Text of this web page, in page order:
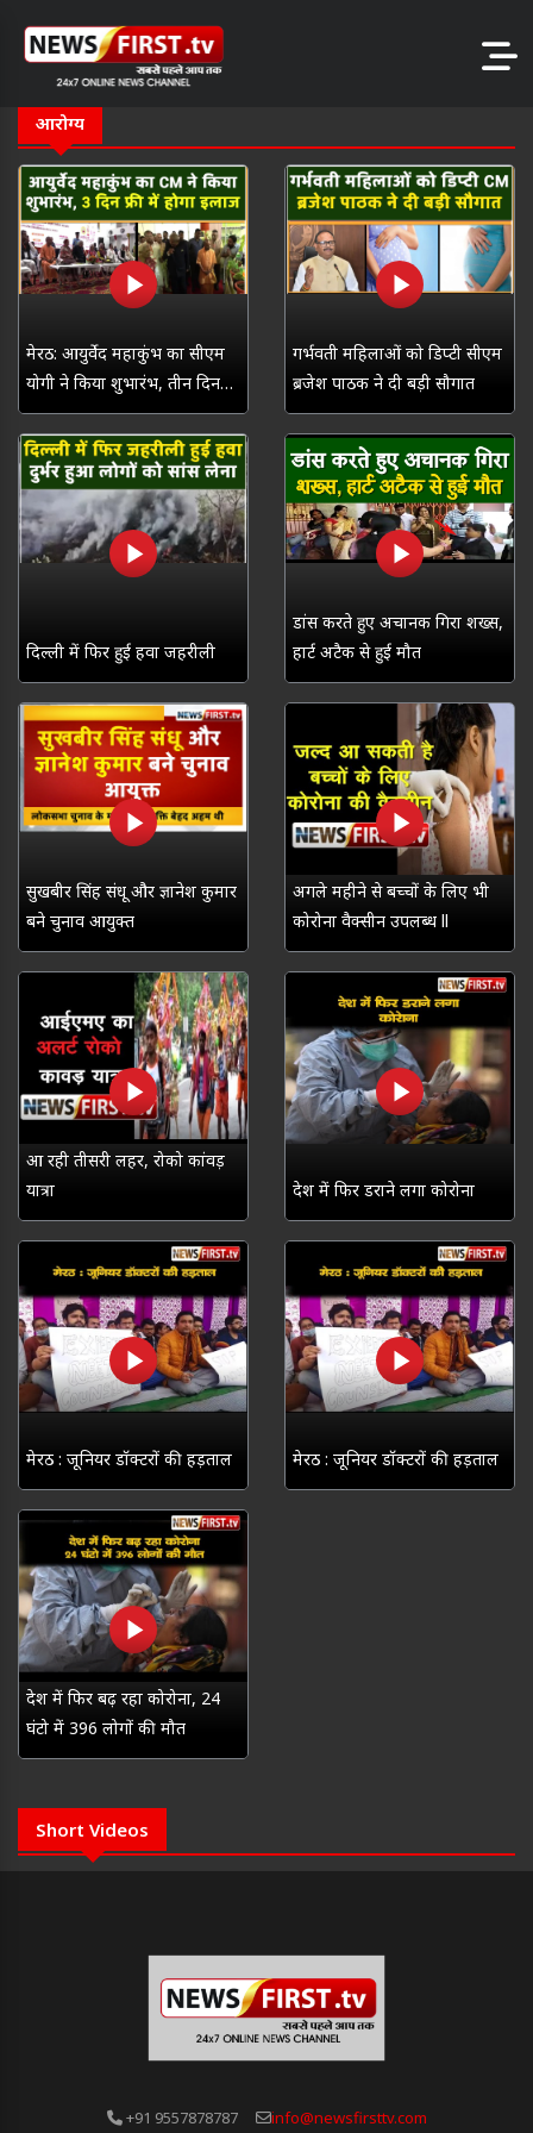
आरोग्य
मेरठ: आयुर्वेद महाकुंभ का सीएम
योगी ने किया शुभारंभ, तीन दिन
फ्री में होगा इलाज
गर्भवती महिलाओं को डिप्टी सीएम
ब्रजेश पाठक ने दी बड़ी सौगात
दिल्ली में फिर हुई हवा जहरीली
डांस करते हुए अचानक गिरा शख्स,
हार्ट अटैक से हुई मौत
सुखबीर सिंह संधू और ज्ञानेश कुमार
बने चुनाव आयुक्त
अगले महीने से बच्चों के लिए भी
कोरोना वैक्सीन उपलब्ध ll
आ रही तीसरी लहर, रोको कांवड़
यात्रा
देश में फिर डराने लगा कोरोना
मेरठ : जूनियर डॉक्टरों की हड़ताल मेरठ : जूनियर डॉक्टरों की हड़ताल
देश में फिर बढ़ रहा कोरोना, 24
घंटो में 396 लोगों की मौत
Short Videos
+91 9557878787 info@newsfirsttv.com